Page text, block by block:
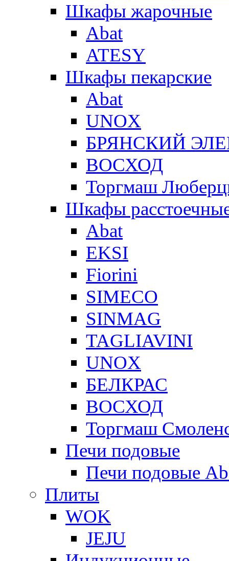
Шкафы жарочные
Abat
ATESY
Шкафы пекарские
Abat
UNOX
БРЯНСКИЙ
ВОСХОД
Торгмаш
Шкафы
Abat
EKSI
Fiorini
SIMECO
SINMAG
TAGLIAVINI
UNOX
БЕЛКРАС
ВОСХОД
Торгмаш
Печи подовые
Печи подовые
Плиты
WOK
JEJU